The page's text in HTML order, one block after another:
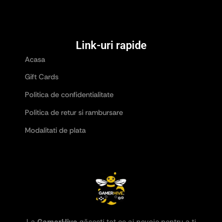
Link-uri rapide
Acasa
Gift Cards
Politica de confidentialitate
Politica de retur si rambursare
Modalitati de plata